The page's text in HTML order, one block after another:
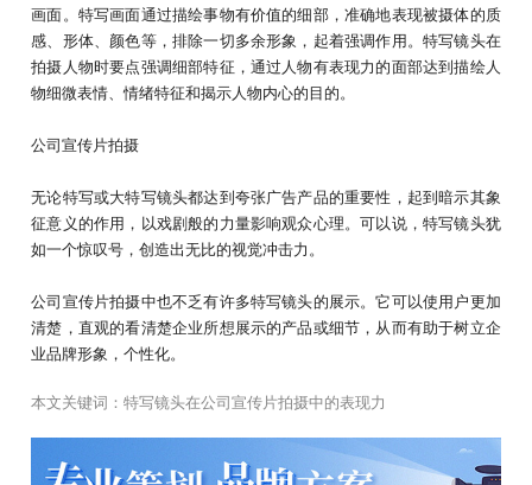
画面。特写画面通过描绘事物有价值的细部，准确地表现被摄体的质
感、形体、颜色等，排除一切多余形象，起着强调作用。特写镜头在
拍摄人物时要点强调细部特征，通过人物有表现力的面部达到描绘人
物细微表情、情绪特征和揭示人物内心的目的。
公司宣传片拍摄
无论特写或大特写镜头都达到夸张广告产品的重要性，起到暗示其象
征意义的作用，以戏剧般的力量影响观众心理。可以说，特写镜头犹
如一个惊叹号，创造出无比的视觉冲击力。
公司宣传片拍摄中也不乏有许多特写镜头的展示。它可以使用户更加
清楚，直观的看清楚企业所想展示的产品或细节，从而有助于树立企
业品牌形象，个性化。
本文关键词：特写镜头在公司宣传片拍摄中的表现力